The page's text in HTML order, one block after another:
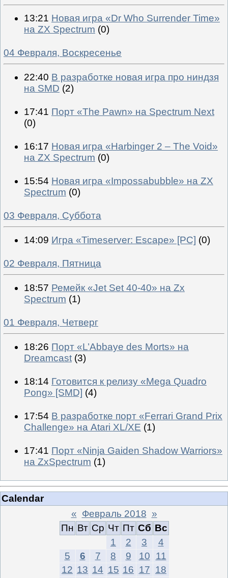
13:21 Новая игра «Dr Who Surrender Time»
на ZX Spectrum (0)
04 Февраля, Воскресенье
22:40 В разработке новая игра про ниндзя
на SMD (2)
17:41 Порт «The Pawn» на Spectrum Next
(0)
16:17 Новая игра «Harbinger 2 – The Void»
на ZX Spectrum (0)
15:54 Новая игра «Impossabubble» на ZX
Spectrum (0)
03 Февраля, Суббота
14:09 Игра «Timeserver: Escape» [PC] (0)
02 Февраля, Пятница
18:57 Ремейк «Jet Set 40-40» на Zx
Spectrum (1)
01 Февраля, Четверг
18:26 Порт «L’Abbaye des Morts» на
Dreamcast (3)
18:14 Готовится к релизу «Mega Quadro
Pong» [SMD] (4)
17:54 В разработке порт «Ferrari Grand Prix
Challenge» на Atari XL/XE (1)
17:41 Порт «Ninja Gaiden Shadow Warriors»
на ZxSpectrum (1)
Calendar
« Февраль 2018 »
Пн Вт Ср Чт Пт Сб Вс
1
2 3
4
5
6 7 8 9 10
11
12 13 14 15 16 17 18